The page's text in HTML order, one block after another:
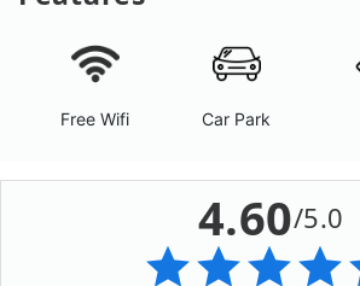
Free Wifi Car Park
4.60/5.0